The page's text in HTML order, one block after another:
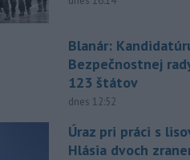
Blanár:
Bezpečnostnej
123 štátov
dnes 12:52
Úraz pri práci s
Hlásia dvoch